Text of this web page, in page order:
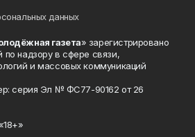
данных
газета» зарегистрировано
надзору в сфере связи,
и массовых коммуникаций
серия Эл № ФС77-90162 от 26